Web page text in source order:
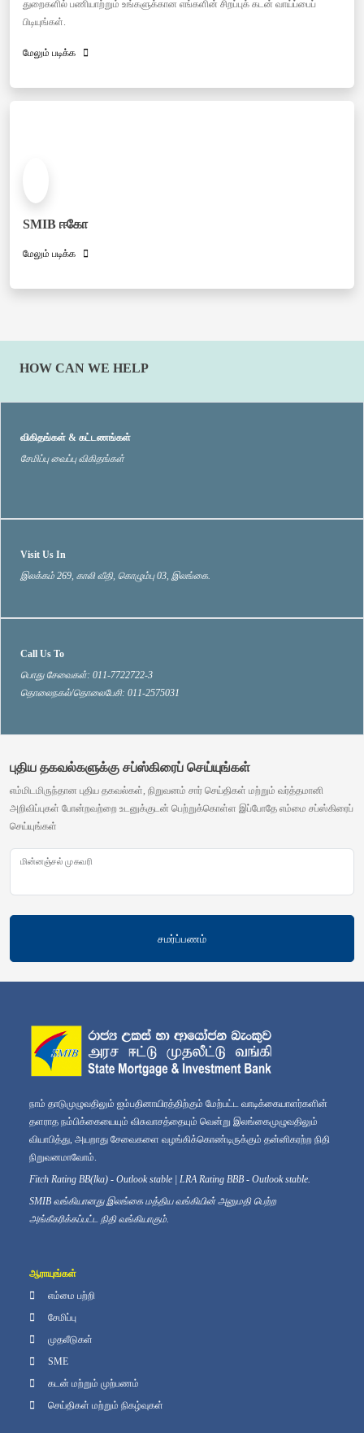
துறைகளில் பணியாற்றும் உங்களுக்கான எங்களின் சிறப்புக் கடன் வாய்ப்பைப்
பிடியுங்கள்.
மேலும் படிக்க
SMIB ஈகோ
மேலும் படிக்க
HOW CAN WE HELP
விகிதங்கள் & கட்டணங்கள்
சேமிப்பு வைப்பு விகிதங்கள்
Visit Us In
இலக்கம் 269, காலி வீதி, கொழும்பு 03, இலங்கை.
Call Us To
பொது சேவைகள்: 011-7722722-3
தொலைநகல்/தொலைபேசி: 011-2575031
புதிய தகவல்களுக்கு சப்ஸ்கிரைப் செய்யுங்கள்
எம்மிடமிருந்தான புதிய தகவல்கள், நிறுவனம் சார் செய்திகள் மற்றும் வர்த்தமானி
அறிவிப்புகள் போன்றவற்றை உடனுக்குடன் பெற்றுக்கொள்ள இப்போதே எம்மை சப்ஸ்கிரைப்
செய்யுங்கள்
மின்னஞ்சல் முகவரி
சமர்ப்பணம்
நாம் தாடுமுழுவதிலும் ஐம்பதினாயிரத்திற்கும் மேற்பட்ட வாடிக்கையாளர்களின்
தளராத நம்பிக்கையையும் விசுவாசத்தையும் வென்று இலங்கைமுழுவதிலும்
வியாபித்து, அயறாது சேவைகளை வழங்கிக்கொண்டிருக்கும் தன்னிகரற்ற நிதி
நிறுவனமாவோம்.
Fitch Rating BB(lka) - Outlook stable | LRA Rating BBB - Outlook stable.
SMIB வங்கியானது இலங்கை மத்திய வங்கியின் அனுமதி பெற்ற
அங்கீகரிக்கப்பட்ட நிதி வங்கியாகும்.
ஆராயுங்கள்
எம்மை பற்றி
சேமிப்பு
முதலீடுகள்
SME
கடன் மற்றும் முற்பணம்
செய்திகள் மற்றும் நிகழ்வுகள்